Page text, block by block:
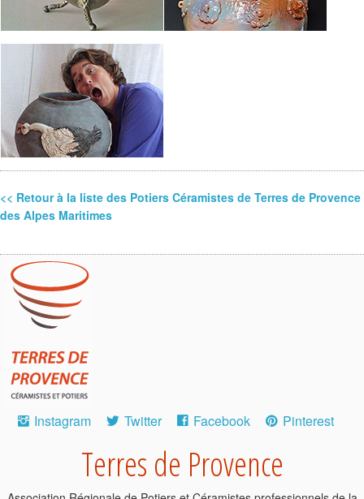
<< Retour à la liste des Potiers Céramistes de Terres de Provence
des Alpes Maritimes
Instagram Twitter Facebook Pinterest
Terres de Provence